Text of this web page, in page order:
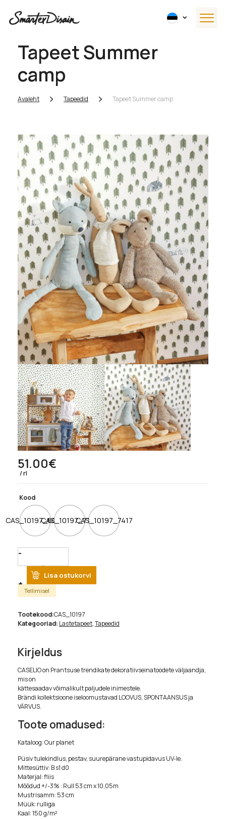
Tapeet Summer
camp
Avaleht Tapeedid Tapeet Summer camp
51.00€
rl
Kood
CAS_10197_6029CAS_10197_7134CAS_10197_7417
Quantity
Lisa ostukorvi
Tellimisel
Tootekood:CAS_10197
Kategooriad: Lastetapeet,Tapeedid
Kirjeldus
CASELIO on Prantsuse trendikate dekoratiivseinatoodete väljaandja,
mis on
kättesaadav võimalikult paljudele inimestele.
Brändi kollektsioone iseloomustavad LOOVUS, SPONTAANSUS ja
VÄRVUS.
Toote omadused:
Kataloog: Our planet
Püsiv tulekindlus, pestav, suurepärane vastupidavus UV-le.
Mittesüttiv: B s1 d0
Materjal: fliis
Mõõdud +/-3% : Rull 53 cm x 10,05m
Mustrisamm: 53 cm
Müük: rulliga
Kaal: 150 g/m²